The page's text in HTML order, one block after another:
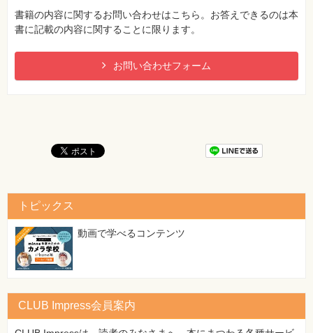
書籍の内容に関するお問い合わせはこちら。お答えできるのは本
書に記載の内容に関することに限ります。
お問い合わせフォーム
トピックス
動画で学べるコンテンツ
CLUB Impress会員案内